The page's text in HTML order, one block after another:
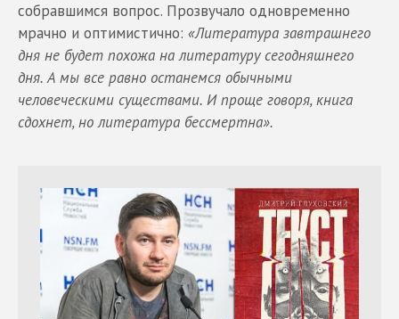
собравшимся вопрос. Прозвучало одновременно
мрачно и оптимистично: «Литература завтрашнего
дня не будет похожа на литературу сегодняшнего
дня. А мы все равно останемся обычными
человеческими существами. И проще говоря, книга
сдохнет, но литература бессмертна».